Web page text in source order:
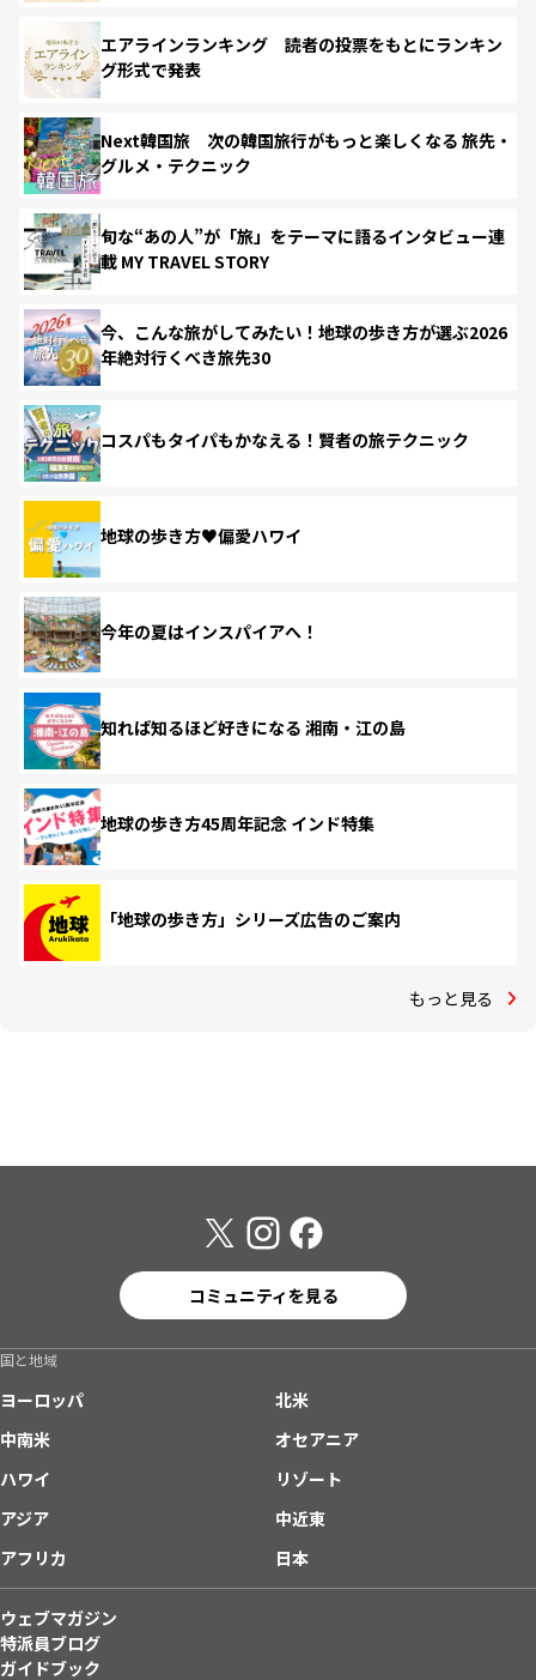
エアラインランキング 読者の投票をもとにランキン
グ形式で発表
Next韓国旅 次の韓国旅行がもっと楽しくなる 旅先・
グルメ・テクニック
旬な“あの人”が「旅」をテーマに語るインタビュー連
載 MY TRAVEL STORY
今、こんな旅がしてみたい！地球の歩き方が選ぶ2026
年絶対行くべき旅先30
コスパもタイパもかなえる！賢者の旅テクニック
地球の歩き方♥偏愛ハワイ
今年の夏はインスパイアへ！
知れば知るほど好きになる 湘南・江の島
地球の歩き方45周年記念 インド特集
「地球の歩き方」シリーズ広告のご案内
もっと見る
コミュニティを見る
国と地域
ヨーロッパ
北米
中南米
オセアニア
ハワイ
リゾート
アジア
中近東
アフリカ
日本
ウェブマガジン
特派員ブログ
ガイドブック